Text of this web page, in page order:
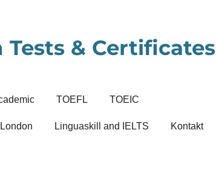
& Certificates
TOEFL TOEIC
Linguaskill and IELTS Kontakt